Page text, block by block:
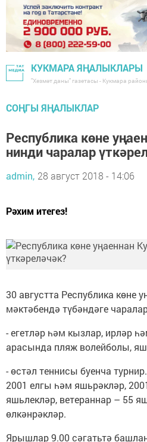
КУКМАРА ЯҢАЛЫКЛАРЫ
"Хезмәт даны" газетасы - Кукмара
СОҢГЫ ЯҢАЛЫКЛАР
Республика көне
нинди чаралар
admin, 28 август 2018 - 14:06
Рәхим итегез!
30 августта Республика көне
мәктәбендә түбәндәге
- егетләр һәм кызлар, ирләр
арасында пляж волейболы,
- өстәл теннисы буенча
2001 елгы һәм яшьрәкләр,
яшьлекләр, ветераннар – 55
өлкәнрәкләр.
Ярышлар 9.00 сәгатьтә